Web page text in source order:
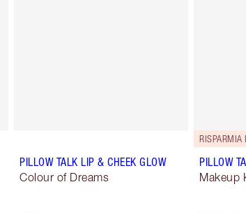
PILLOW TALK LIP & CHEEK GLOW
Colour of Dreams
PILLOW
Makeup